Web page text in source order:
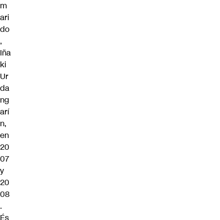
m
ari
do
,
Iña
ki
Ur
da
ng
arí
n,
en
20
07
y
20
08
.
És